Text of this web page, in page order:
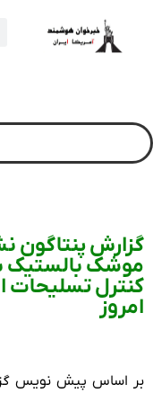
موشک بالستیک
کنترل تسلیحات
امروز
بر اساس پیش نویس